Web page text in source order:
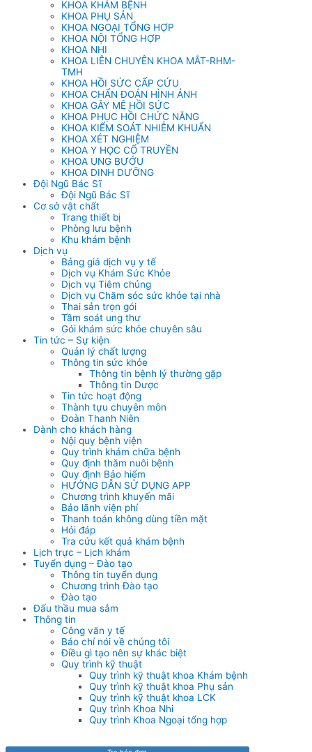
KHOA KHÁM BỆNH
KHOA PHỤ SẢN
KHOA NGOẠI TỔNG HỢP
KHOA NỘI TỔNG HỢP
KHOA NHI
KHOA LIÊN CHUYÊN KHOA MẮT-RHM-
TMH
KHOA HỒI SỨC CẤP CỨU
KHOA CHẨN ĐOÁN HÌNH ẢNH
KHOA GÂY MÊ HỒI SỨC
KHOA PHỤC HỒI CHỨC NĂNG
KHOA KIỂM SOÁT NHIỄM KHUẨN
KHOA XÉT NGHIỆM
KHOA Y HỌC CỔ TRUYỀN
KHOA UNG BƯỚU
KHOA DINH DƯỠNG
Đội Ngũ Bác Sĩ
Đội Ngũ Bác Sĩ
Cơ sở vật chất
Trang thiết bị
Phòng lưu bệnh
Khu khám bệnh
Dịch vụ
Bảng giá dịch vụ y tế
Dịch vụ Khám Sức Khỏe
Dịch vụ Tiêm chủng
Dịch vụ Chăm sóc sức khỏe tại nhà
Thai sản trọn gói
Tầm soát ung thư
Gói khám sức khỏe chuyên sâu
Tin tức – Sự kiện
Quản lý chất lượng
Thông tin sức khỏe
Thông tin bệnh lý thường gặp
Thông tin Dược
Tin tức hoạt động
Thành tựu chuyên môn
Đoàn Thanh Niên
Dành cho khách hàng
Nội quy bệnh viện
Quy trình khám chữa bệnh
Quy định thăm nuôi bệnh
Quy định Bảo hiểm
HƯỚNG DẪN SỬ DỤNG APP
Chương trình khuyến mãi
Bảo lãnh viện phí
Thanh toán không dùng tiền mặt
Hỏi đáp
Tra cứu kết quả khám bệnh
Lịch trực – Lịch khám
Tuyển dụng – Đào tạo
Thông tin tuyển dụng
Chương trình Đào tạo
Đào tạo
Đấu thầu mua sắm
Thông tin
Công văn y tế
Báo chí nói về chúng tôi
Điều gì tạo nên sự khác biệt
Quy trình kỹ thuật
Quy trình kỹ thuật khoa Khám bệnh
Quy trình kỹ thuật khoa Phụ sản
Quy trình kỹ thuật khoa LCK
Quy trình Khoa Nhi
Quy trình Khoa Ngoại tổng hợp